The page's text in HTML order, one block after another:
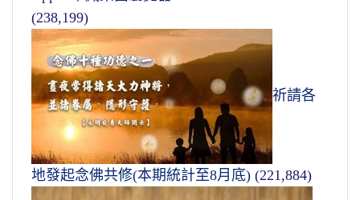
(238,199)
祈請各
地發起念佛共修(本期統計至8月底) (221,884)